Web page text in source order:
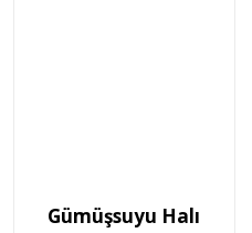
Gümüşsuyu Halı